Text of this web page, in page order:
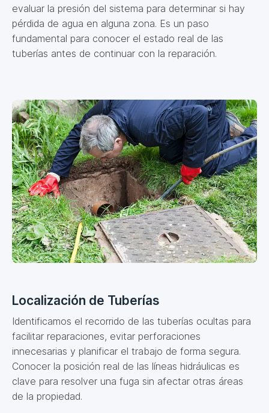
evaluar la presión del sistema para determinar si hay
pérdida de agua en alguna zona. Es un paso
fundamental para conocer el estado real de las
tuberías antes de continuar con la reparación.
Localización de Tuberías
Identificamos el recorrido de las tuberías ocultas para
facilitar reparaciones, evitar perforaciones
innecesarias y planificar el trabajo de forma segura.
Conocer la posición real de las líneas hidráulicas es
clave para resolver una fuga sin afectar otras áreas
de la propiedad.